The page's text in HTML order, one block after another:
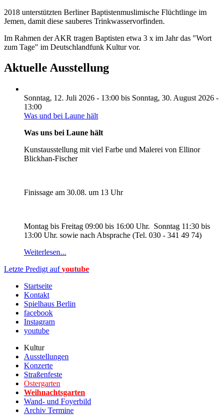
2018 unterstützten Berliner Baptistenmuslimische Flüchtlinge im
Jemen, damit diese sauberes Trinkwasservorfinden.
Im Rahmen der AKR tragen Baptisten etwa 3 x im Jahr das "Wort
zum Tage" im Deutschlandfunk Kultur vor.
Aktuelle Ausstellung
Sonntag, 12. Juli 2026 - 13:00 bis Sonntag, 30. August 2026 -
13:00
Was und bei Laune hält
Was uns bei Laune hält
Kunstausstellung mit viel Farbe und Malerei von Ellinor
Blickhan-Fischer
Finissage am 30.08. um 13 Uhr
Montag bis Freitag 09:00 bis 16:00 Uhr. Sonntag 11:30 bis
13:00 Uhr. sowie nach Absprache (Tel. 030 - 341 49 74)
Weiterlesen...
Letzte Predigt auf youtube
Startseite
Kontakt
Spielhaus Berlin
facebook
Instagram
youtube
Kultur
Ausstellungen
Konzerte
Straßenfeste
Ostergarten
Weihnachtsgarten
Wand- und Foyerbild
Archiv Termine